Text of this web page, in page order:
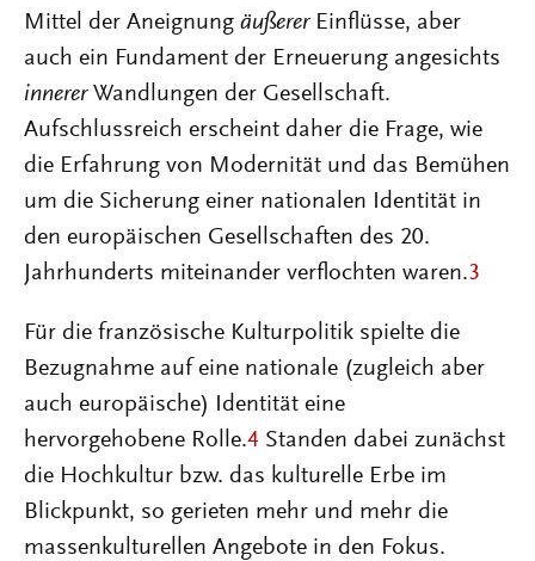
Mittel der Aneignung äußererEinflüsse, aber
auch ein Fundament der Erneuerung angesichts
innerer Wandlungen der Gesellschaft.
Aufschlussreich erscheint daher die Frage, wie
die Erfahrung von Modernität und das Bemühen
um die Sicherung einer nationalen Identität in
den europäischen Gesellschaften des 20.
Jahrhunderts miteinander verflochten waren.3
Für die französische Kulturpolitik spielte die
Bezugnahme auf eine nationale (zugleich aber
auch europäische) Identität eine
hervorgehobene Rolle.4 Standen dabei zunächst
die Hochkultur bzw. das kulturelle Erbe im
Blickpunkt, so gerieten mehr und mehr die
massenkulturellen Angebote in den Fokus.